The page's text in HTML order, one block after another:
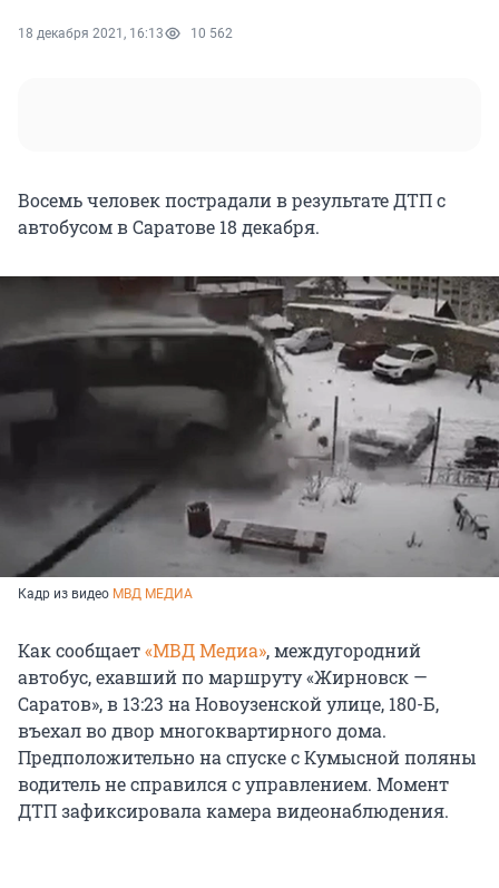
18 декабря 2021, 16:13 10 562
Восемь человек пострадали в результате ДТП с
автобусом в Саратове 18 декабря.
Кадр из видео МВД МЕДИА
Как сообщает«МВД Медиа», междугородний
автобус, ехавший по маршруту «Жирновск —
Саратов», в 13:23 на Новоузенской улице, 180-Б,
въехал во двор многоквартирного дома.
Предположительно на спуске с Кумысной поляны
водитель не справился с управлением. Момент
ДТП зафиксировала камера видеонаблюдения.